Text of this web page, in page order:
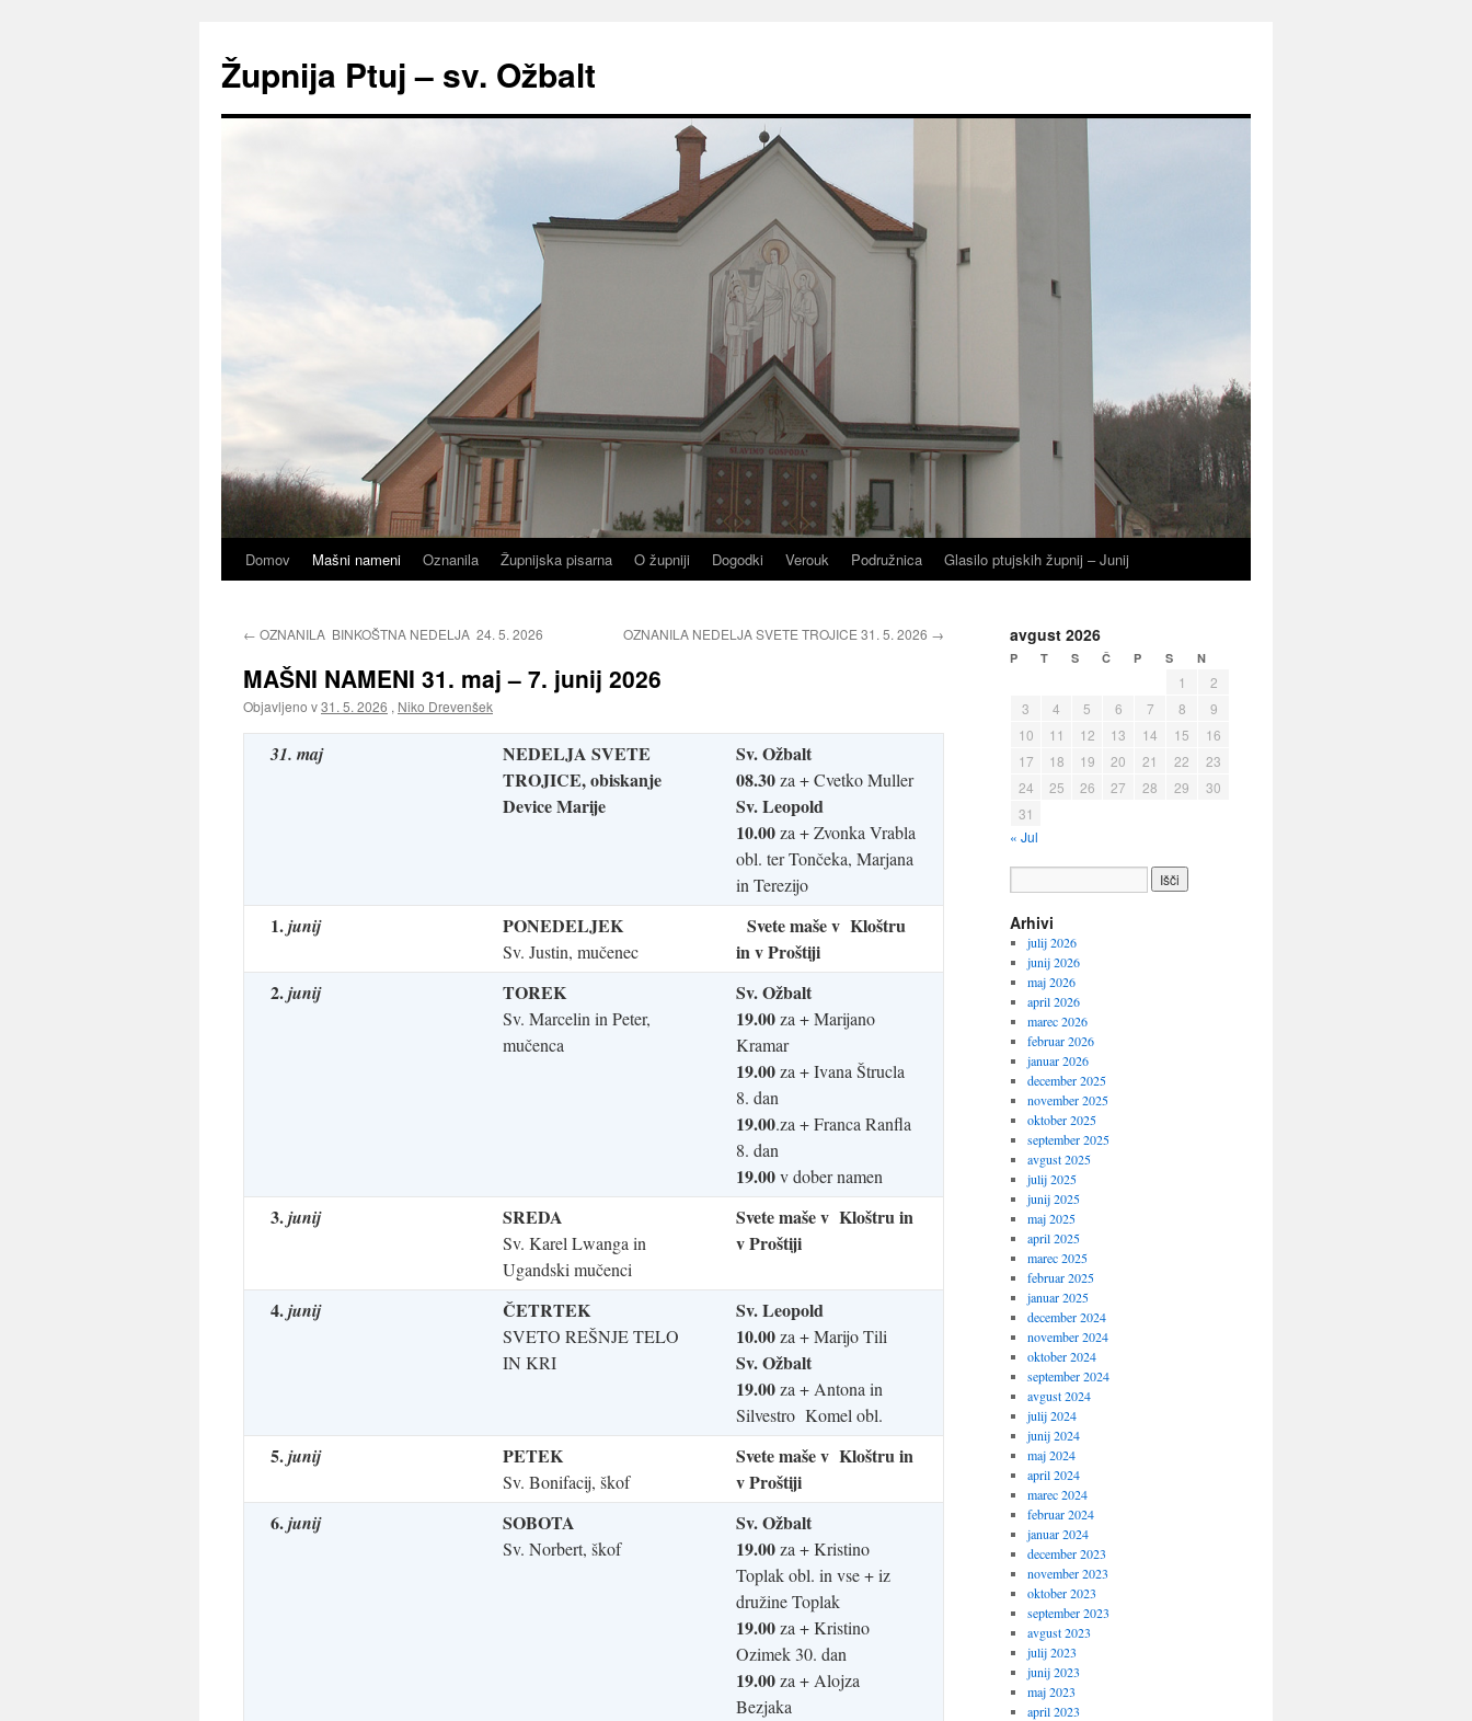
vsebino
Župnija Ptuj – sv. Ožbalt
Domov Mašni nameni Oznanila Župnijska pisarna O župniji Dogodki Verouk Podružnica Glasilo ptujskih župnij – Junij
← OZNANILA BINKOŠTNA NEDELJA 24. 5. 2026 OZNANILA NEDELJA SVETE TROJICE 31. 5. 2026 →
MAŠNI NAMENI 31. maj – 7. junij 2026
Objavljeno v31. 5. 2026 , Niko Drevenšek
31. maj
NEDELJA SVETE
TROJICE, obiskanje
Device Marije
Sv. Ožbalt
08.30za + Cvetko Muller
Sv. Leopold
10.00za + Zvonka Vrabla
obl. ter Tončeka, Marjana
in Terezijo
1.junij PONEDELJEK
Sv. Justin, mučenec
Svete maše v Kloštru
in v Proštiji
2.junij TOREK
Sv. Marcelin in Peter,
mučenca
Sv. Ožbalt
19.00za + Marijano
Kramar
19.00za + Ivana Štrucla
8. dan
19.00.za + Franca Ranfla
8. dan
19.00v dober namen
3.junij SREDA
Sv. Karel Lwanga in
Ugandski mučenci
Svete maše v Kloštru in
v Proštiji
4.junij ČETRTEK
SVETO REŠNJE TELO
IN KRI
Sv. Leopold
10.00za + Marijo Tili
Sv. Ožbalt
19.00za + Antona in
Silvestro Komel obl.
5.junij PETEK
Sv. Bonifacij, škof
Svete maše v Kloštru in
v Proštiji
6.junij SOBOTA
Sv. Norbert, škof
Sv. Ožbalt
19.00za + Kristino
Toplak obl. in vse + iz
družine Toplak
19.00za + Kristino
Ozimek 30. dan
19.00za + Alojza
Bezjaka
avgust 2026
P T S Č P S N
1
2
3
4 5 6 7 8
9
10
11 12 13 14 15
16
17
18 19 20 21 22
23
24
25 26 27 28 29
30
31
« Jul
Arhivi
julij 2026
junij 2026
maj 2026
april 2026
marec 2026
februar 2026
januar 2026
december 2025
november 2025
oktober 2025
september 2025
avgust 2025
julij 2025
junij 2025
maj 2025
april 2025
marec 2025
februar 2025
januar 2025
december 2024
november 2024
oktober 2024
september 2024
avgust 2024
julij 2024
junij 2024
maj 2024
april 2024
marec 2024
februar 2024
januar 2024
december 2023
november 2023
oktober 2023
september 2023
avgust 2023
julij 2023
junij 2023
maj 2023
april 2023